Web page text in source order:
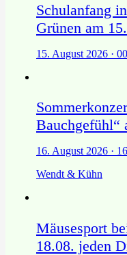
Schulanfang
Grünen am
15. August 2026 ·
Bauchgefühl“
16. August 2026 ·
Wendt & Kühn
Mäusesport
18.08. jeden